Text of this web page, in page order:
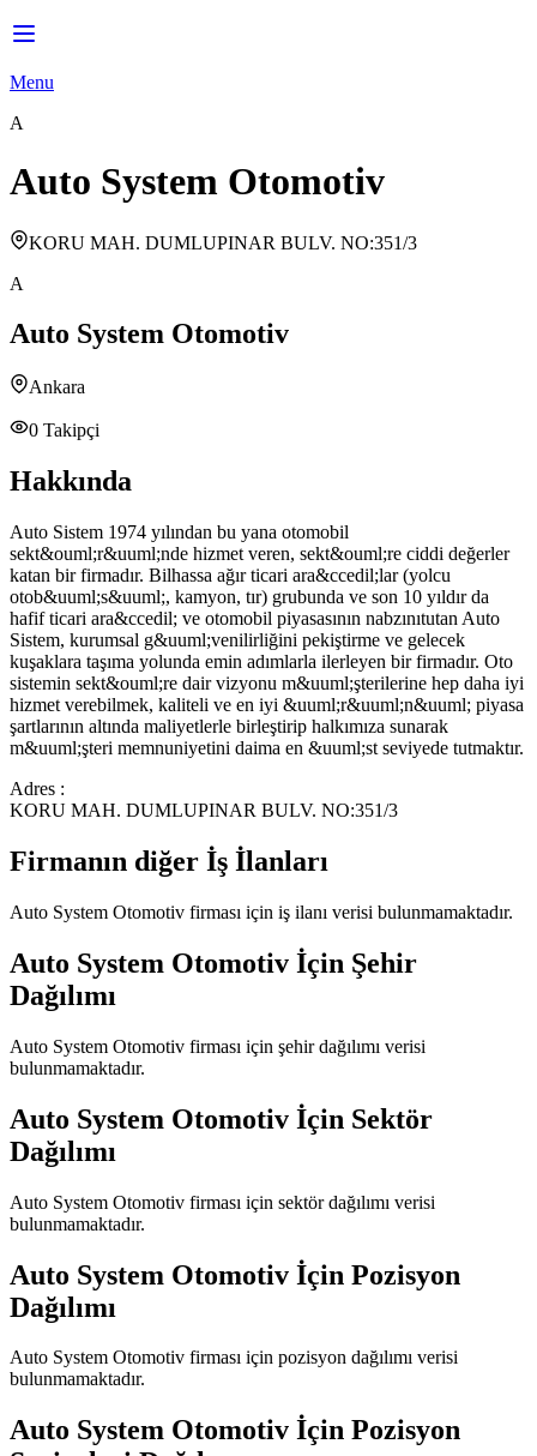
Menu
A
Auto System Otomotiv
KORU MAH. DUMLUPINAR BULV. NO:351/3
A
Auto System Otomotiv
Ankara
0 Takipçi
Hakkında
Auto Sistem 1974 yılından bu yana otomobil
sekt&ouml;r&uuml;nde hizmet veren, sekt&ouml;re ciddi değerler
katan bir firmadır. Bilhassa ağır ticari ara&ccedil;lar (yolcu
otob&uuml;s&uuml;, kamyon, tır) grubunda ve son 10 yıldır da
hafif ticari ara&ccedil; ve otomobil piyasasının nabzınıtutan Auto
Sistem, kurumsal g&uuml;venilirliğini pekiştirme ve gelecek
kuşaklara taşıma yolunda emin adımlarla ilerleyen bir firmadır. Oto
sistemin sekt&ouml;re dair vizyonu m&uuml;şterilerine hep daha iyi
hizmet verebilmek, kaliteli ve en iyi &uuml;r&uuml;n&uuml; piyasa
şartlarının altında maliyetlerle birleştirip halkımıza sunarak
m&uuml;şteri memnuniyetini daima en &uuml;st seviyede tutmaktır.
Adres :
KORU MAH. DUMLUPINAR BULV. NO:351/3
Firmanın diğer İş İlanları
Auto System Otomotiv firması için iş ilanı verisi bulunmamaktadır.
Auto System Otomotiv İçin Şehir
Dağılımı
Auto System Otomotiv firması için şehir dağılımı verisi
bulunmamaktadır.
Auto System Otomotiv İçin Sektör
Dağılımı
Auto System Otomotiv firması için sektör dağılımı verisi
bulunmamaktadır.
Auto System Otomotiv İçin Pozisyon
Dağılımı
Auto System Otomotiv firması için pozisyon dağılımı verisi
bulunmamaktadır.
Auto System Otomotiv İçin Pozisyon